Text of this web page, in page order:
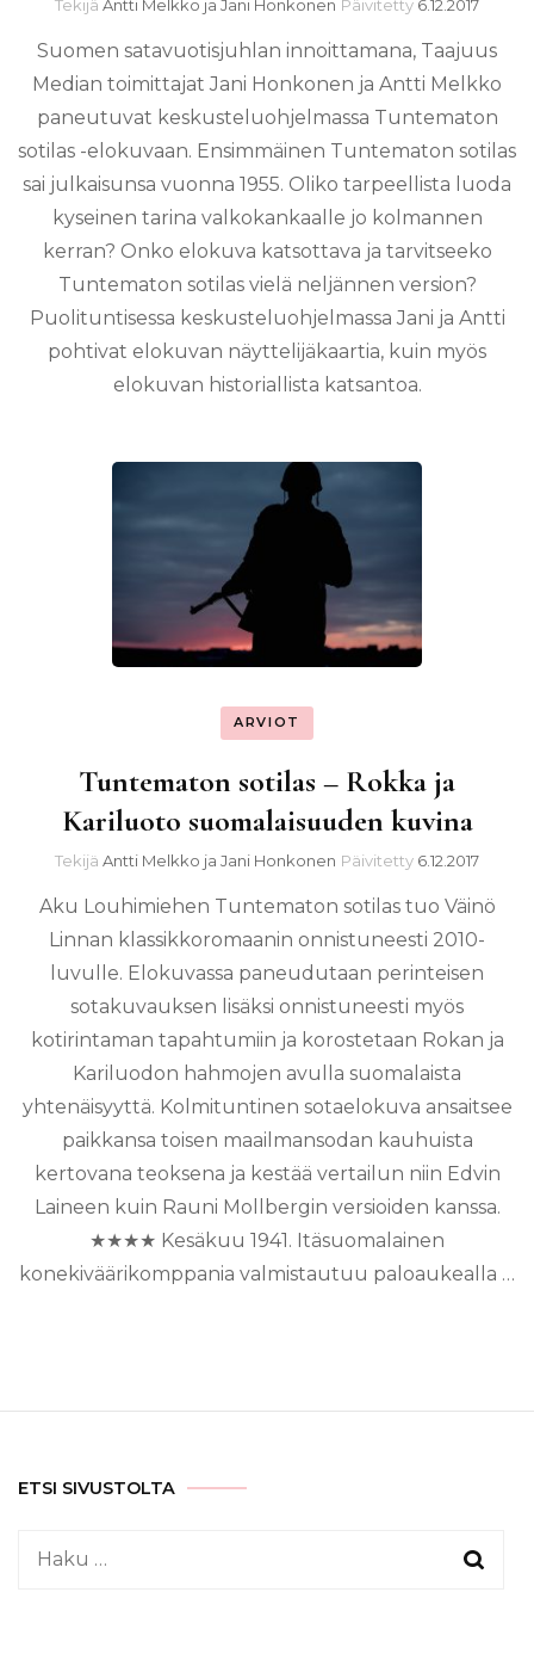
Tekijä Antti Melkko ja Jani Honkonen Päivitetty 6.12.2017
Suomen satavuotisjuhlan innoittamana, Taajuus
Median toimittajat Jani Honkonen ja Antti Melkko
paneutuvat keskusteluohjelmassa Tuntematon
sotilas -elokuvaan. Ensimmäinen Tuntematon sotilas
sai julkaisunsa vuonna 1955. Oliko tarpeellista luoda
kyseinen tarina valkokankaalle jo kolmannen
kerran? Onko elokuva katsottava ja tarvitseeko
Tuntematon sotilas vielä neljännen version?
Puolituntisessa keskusteluohjelmassa Jani ja Antti
pohtivat elokuvan näyttelijäkaartia, kuin myös
elokuvan historiallista katsantoa.
ARVIOT
Tuntematon sotilas – Rokka ja
Kariluoto suomalaisuuden kuvina
Tekijä Antti Melkko ja Jani Honkonen Päivitetty 6.12.2017
Aku Louhimiehen Tuntematon sotilas tuo Väinö
Linnan klassikkoromaanin onnistuneesti 2010-
luvulle. Elokuvassa paneudutaan perinteisen
sotakuvauksen lisäksi onnistuneesti myös
kotirintaman tapahtumiin ja korostetaan Rokan ja
Kariluodon hahmojen avulla suomalaista
yhtenäisyyttä. Kolmituntinen sotaelokuva ansaitsee
paikkansa toisen maailmansodan kauhuista
kertovana teoksena ja kestää vertailun niin Edvin
Laineen kuin Rauni Mollbergin versioiden kanssa.
★★★★ Kesäkuu 1941. Itäsuomalainen
konekiväärikomppania valmistautuu paloaukealla …
ETSI SIVUSTOLTA
Haku: